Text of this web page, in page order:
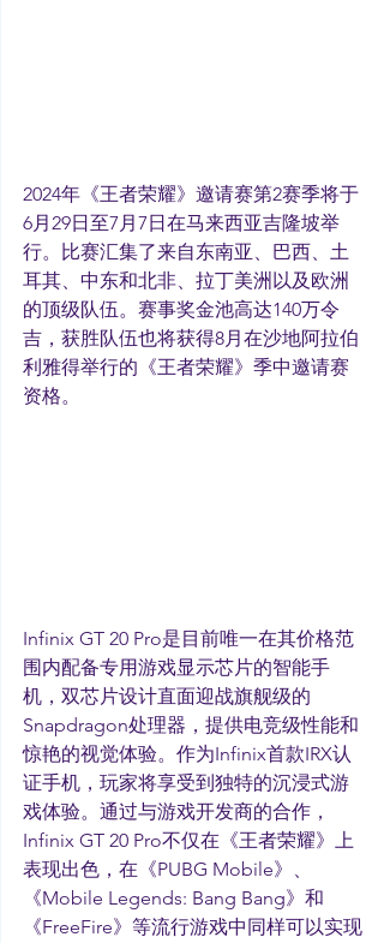
2024年《王者荣耀》邀请赛第2赛季将于
6月29日至7月7日在马来西亚吉隆坡举
行。比赛汇集了来自东南亚、巴西、土
耳其、中东和北非、拉丁美洲以及欧洲
的顶级队伍。赛事奖金池高达140万令
吉，获胜队伍也将获得8月在沙地阿拉伯
利雅得举行的《王者荣耀》季中邀请赛
资格。
Infinix GT 20 Pro是目前唯一在其价格范
围内配备专用游戏显示芯片的智能手
机，双芯片设计直面迎战旗舰级的
Snapdragon处理器，提供电竞级性能和
惊艳的视觉体验。作为Infinix首款IRX认
证手机，玩家将享受到独特的沉浸式游
戏体验。通过与游戏开发商的合作，
Infinix GT 20 Pro不仅在《王者荣耀》上
表现出色，在《PUBG Mobile》、
《Mobile Legends: Bang Bang》和
《FreeFire》等流行游戏中同样可以实现